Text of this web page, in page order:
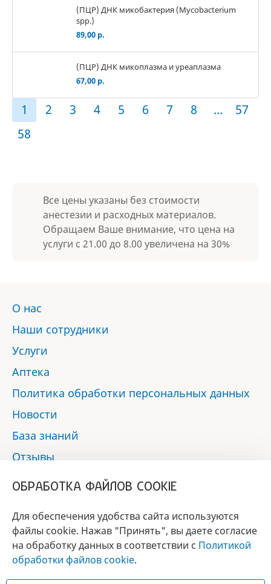
(ПЦР) ДНК микобактерия (Mycobacterium
spp.)
89,00 р.
(ПЦР) ДНК микоплазма и уреаплазма
67,00 р.
1 2 3 4 5 6 7 8 ...
57
58
Все цены указаны без стоимости
анестезии и расходных материалов.
Обращаем Ваше внимание, что цена на
услуги с 21.00 до 8.00 увеличена на 30%
О нас
Наши сотрудники
Услуги
Аптека
Политика обработки персональных данных
Новости
База знаний
Отзывы
БРЕНД
ГОДА 2017 - 2019
ОБРАБОТКА ФАЙЛОВ COOKIE
Для обеспечения удобства сайта используются
файлы cookie. Нажав "Принять", вы даете согласие
на обработку данных в соответствии с Политикой
обработки файлов cookie.